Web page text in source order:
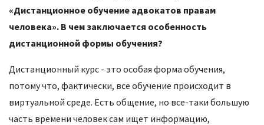
«Дистанционное обучение адвокатов правам
человека». В чем заключается особенность
дистанционной формы обучения?
Дистанционный курс - это особая форма обучения,
потому что, фактически, все обучение происходит в
виртуальной среде. Есть общение, но все-таки большую
часть времени человек сам ищет информацию,